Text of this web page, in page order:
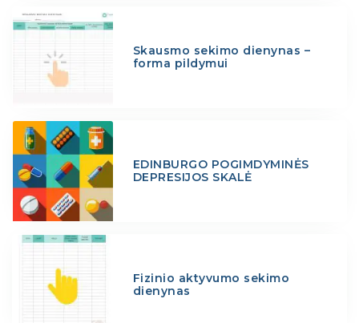
Skausmo sekimo dienynas –
forma pildymui
EDINBURGO POGIMDYMINĖS
DEPRESIJOS SKALĖ
Fizinio aktyvumo sekimo
dienynas